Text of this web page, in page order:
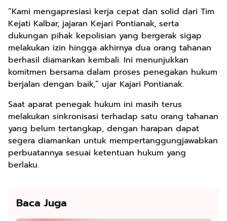
“Kami mengapresiasi kerja cepat dan solid dari Tim
Kejati Kalbar, jajaran Kejari Pontianak, serta
dukungan pihak kepolisian yang bergerak sigap
melakukan izin hingga akhirnya dua orang tahanan
berhasil diamankan kembali. Ini menunjukkan
komitmen bersama dalam proses penegakan hukum
berjalan dengan baik,” ujar Kajari Pontianak.
Saat aparat penegak hukum ini masih terus
melakukan sinkronisasi terhadap satu orang tahanan
yang belum tertangkap, dengan harapan dapat
segera diamankan untuk mempertanggungjawabkan
perbuatannya sesuai ketentuan hukum yang
berlaku.
Baca Juga